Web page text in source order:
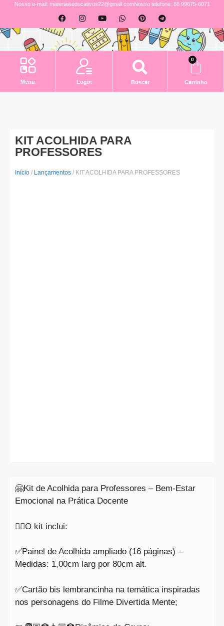
Nosso e-mail: materiaiseducativos22@gmail.comNosso telefone: 88 99675-6071
Menu Login Buscar
0
Carrinho
KIT ACOLHIDA PARA
PROFESSORES
Início / Lançamentos / KIT ACOLHIDA PARA PROFESSORES
🤗Kit de Acolhida para Professores – Bem-Estar
Emocional na Prática Docente
👇🏻O kit inclui:
✅Painel de Acolhida ampliado (16 páginas) –
Medidas: 1,00cm larg por 80cm alt.
✅Cartão bis lembrancinha na temática inspiradas
nos personagens do Filme Divertida Mente;